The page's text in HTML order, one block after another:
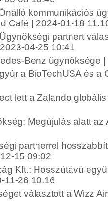
kommunikációs
Café | 2024-01-18
partnert
04-25 10:41
Benz ügynöksége
a BioTechUSA és a
lett a Zalando
Megújulás alatt az
partnerrel
15 09:02
Kft.: Hosszútávú
11-26 10:16
választott a Wizz